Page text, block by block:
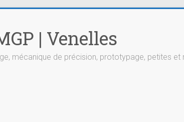
| Venelles
mécanique de précision, prototypage, petites et